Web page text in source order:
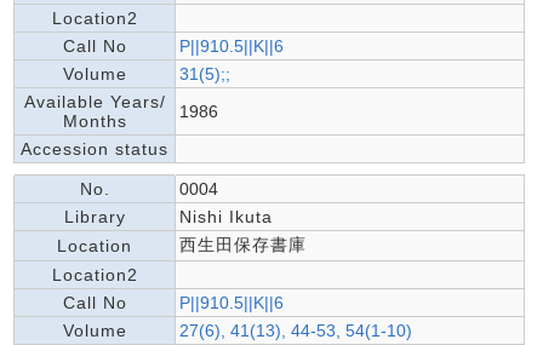
Location2
Call No
P||910.5||K||6
Volume
31(5);;
Available Years/
Months
1986
Accession status
No.
0004
Library
Nishi Ikuta
Location
西生田保存書庫
Location2
Call No
P||910.5||K||6
Volume
27(6), 41(13), 44-53, 54(1-10)